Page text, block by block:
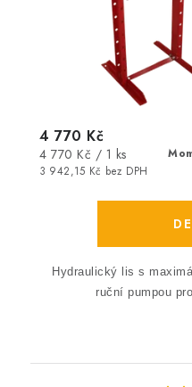
3 942,15 Kč bez DPH
4 770 Kč
Měrná
cena:
4 770 Kč / 1 ks
Hydraulický lis s
ruční pumpou